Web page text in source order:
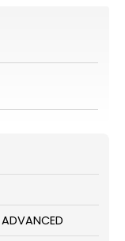
ADVANCED